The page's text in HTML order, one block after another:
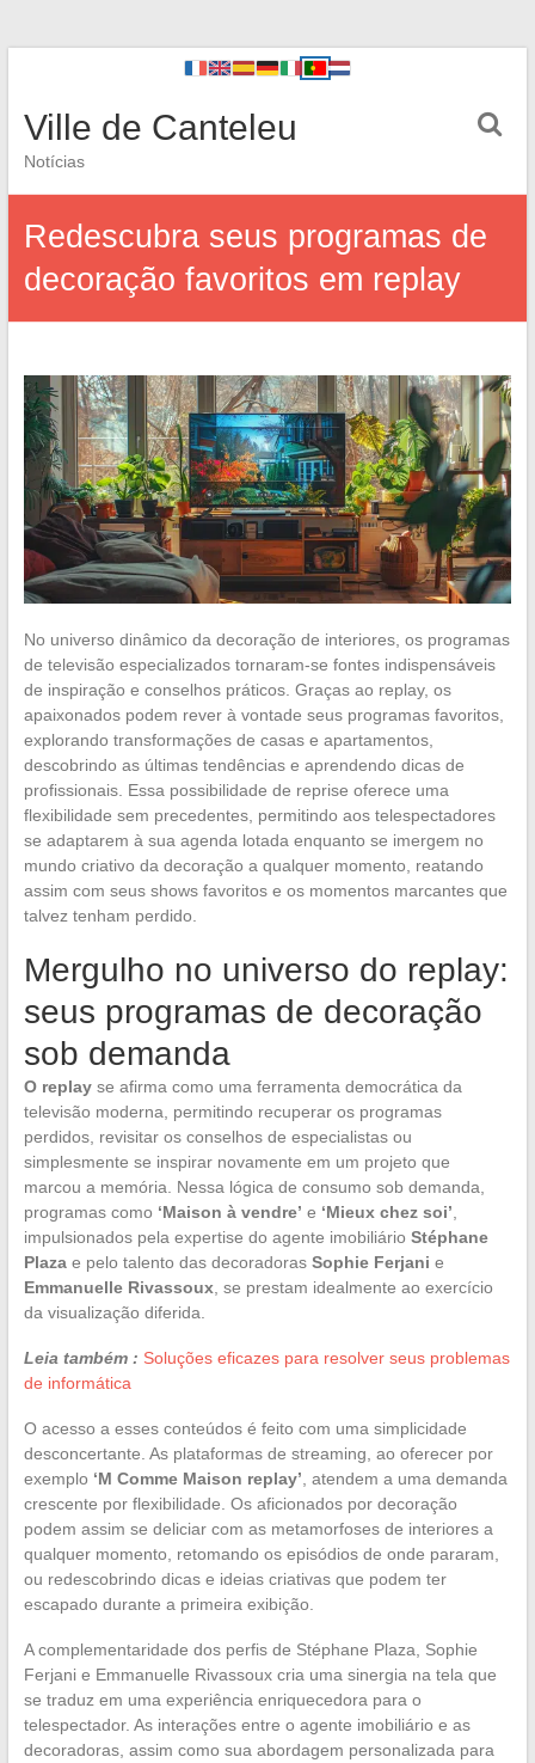
Ville de Canteleu
Notícias
Redescubra seus programas de
decoração favoritos em replay
No universo dinâmico da decoração de interiores, os programas
de televisão especializados tornaram-se fontes indispensáveis
de inspiração e conselhos práticos. Graças ao replay, os
apaixonados podem rever à vontade seus programas favoritos,
explorando transformações de casas e apartamentos,
descobrindo as últimas tendências e aprendendo dicas de
profissionais. Essa possibilidade de reprise oferece uma
flexibilidade sem precedentes, permitindo aos telespectadores
se adaptarem à sua agenda lotada enquanto se imergem no
mundo criativo da decoração a qualquer momento, reatando
assim com seus shows favoritos e os momentos marcantes que
talvez tenham perdido.
Mergulho no universo do replay:
seus programas de decoração
sob demanda
O replayse afirma como uma ferramenta democrática da
televisão moderna, permitindo recuperar os programas
perdidos, revisitar os conselhos de especialistas ou
simplesmente se inspirar novamente em um projeto que
marcou a memória. Nessa lógica de consumo sob demanda,
programas como ‘Maison à vendre’ e ‘Mieux chez soi’
impulsionados pela expertise do agente imobiliário Stéphane
Plazae pelo talento das decoradoras Sophie Ferjani e
Emmanuelle Rivassoux, se prestam idealmente ao exercício
da visualização diferida.
Leia também : Soluções eficazes para resolver seus problemas
de informática
O acesso a esses conteúdos é feito com uma simplicidade
desconcertante. As plataformas de streaming, ao oferecer por
exemplo ‘M Comme Maison replay’ , atendem a uma demanda
crescente por flexibilidade. Os aficionados por decoração
podem assim se deliciar com as metamorfoses de interiores a
qualquer momento, retomando os episódios de onde pararam,
ou redescobrindo dicas e ideias criativas que podem ter
escapado durante a primeira exibição.
A complementaridade dos perfis de Stéphane Plaza, Sophie
Ferjani e Emmanuelle Rivassoux cria uma sinergia na tela que
se traduz em uma experiência enriquecedora para o
telespectador. As interações entre o agente imobiliário e as
decoradoras, assim como sua abordagem personalizada para